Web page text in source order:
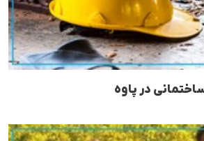
در پاوه